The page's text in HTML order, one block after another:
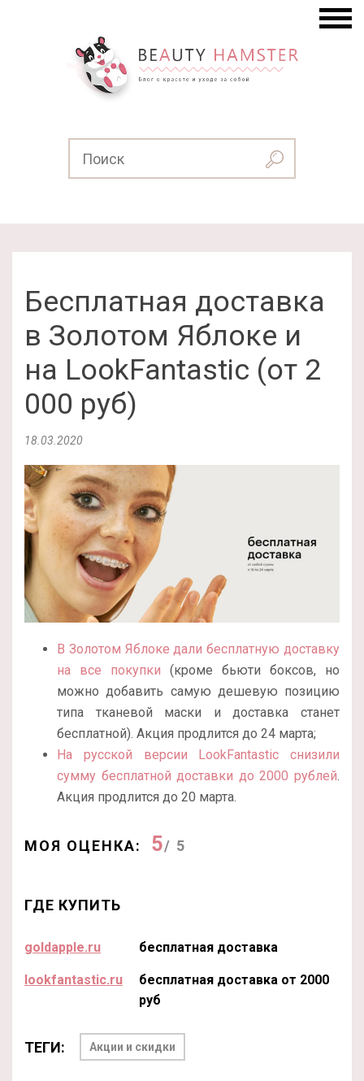
Бесплатная доставка
в Золотом Яблоке и
на LookFantastic (от 2
000 руб)
18.03.2020
В Золотом Яблоке дали бесплатную доставку
на все покупки (кроме бьюти боксов, но
можно добавить самую дешевую позицию
типа тканевой маски и доставка станет
бесплатной). Акция продлится до 24 марта;
На русской версии LookFantastic снизили
сумму бесплатной доставки до 2000 рублей.
Акция продлится до 20 марта.
МОЯ ОЦЕНКА: 5/ 5
ГДЕ КУПИТЬ
goldapple.ru бесплатная доставка
lookfantastic.ru
бесплатная доставка от 2000
руб
ТЕГИ: Акции и скидки